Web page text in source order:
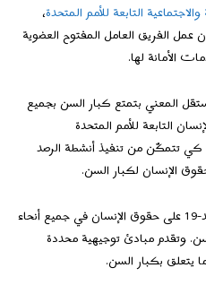
التابعة للأمم المتحدة،
عمل الفريق العامل المفتوح العضوية
الأمانة لها.
المعني بتمتع كبار السن بجميع
التابعة للأمم المتحدة
تتمكّن من تنفيذ أنشطة الرصد
الإنسان لكبار السن.
وترصد المفوضية بنشاط أثر أزمة كوفيد-19 على حقوق الإنسان في جميع أنحاء
وتقدم مبادئ توجيهية محددة
يتعلق بكبار السن.